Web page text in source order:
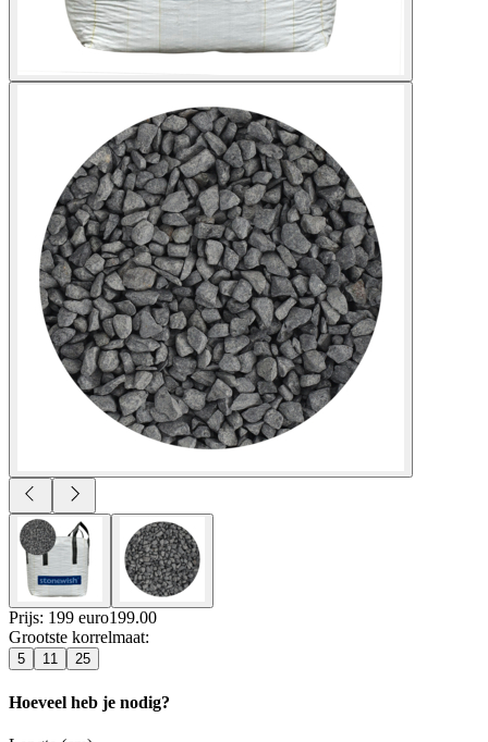
Prijs: 199 euro199.00
Grootste korrelmaat:
5 11 25
Hoeveel heb je nodig?